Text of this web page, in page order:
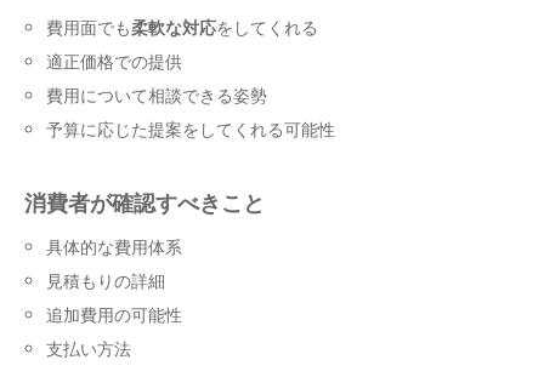
費用面でも柔軟な対応をしてくれる
適正価格での提供
費用について相談できる姿勢
予算に応じた提案をしてくれる可能性
消費者が確認すべきこと
具体的な費用体系
見積もりの詳細
追加費用の可能性
支払い方法